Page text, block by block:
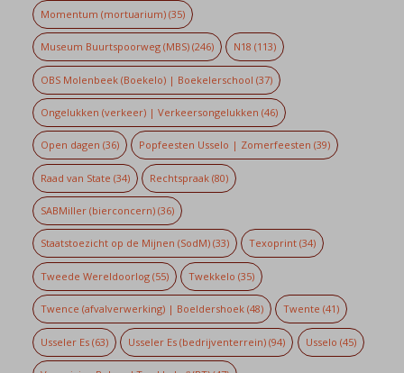
Momentum (mortuarium)(35)
Museum Buurtspoorweg (MBS)(246) N18 (113)
OBS Molenbeek (Boekelo) | Boekelerschool (37)
Ongelukken (verkeer) | Verkeersongelukken (46)
Open dagen (36) Popfeesten Usselo | Zomerfeesten (39)
Raad van State (34) Rechtspraak (80)
SABMiller (bierconcern)(36)
Staatstoezicht op de Mijnen (SodM)(33) Texoprint (34)
Tweede Wereldoorlog(55) Twekkelo (35)
Twence (afvalverwerking) | Boeldershoek(48) Twente (41)
Usseler Es(63) Usseler Es (bedrijventerrein) (94) Usselo (45)